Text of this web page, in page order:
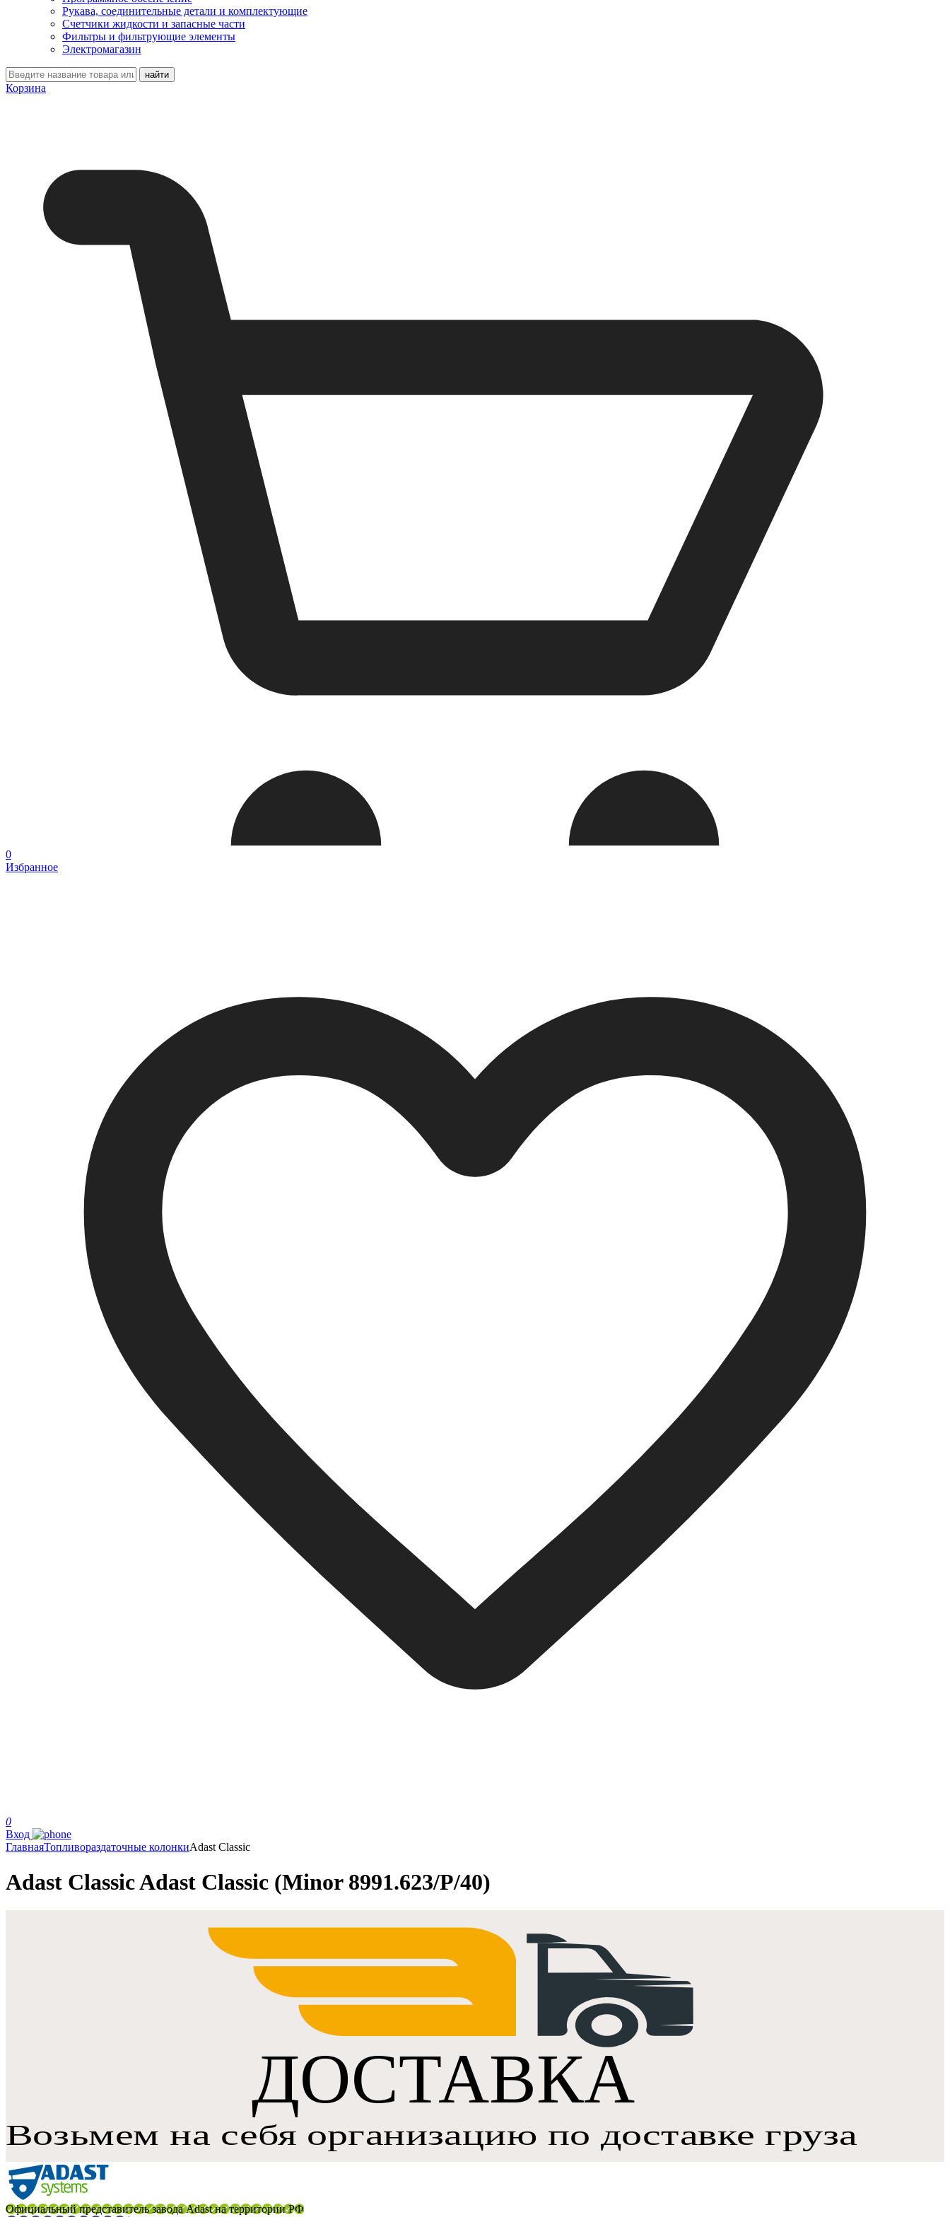
Рукава, соединительные детали и комплектующие
Счетчики жидкости и запасные части
Фильтры и фильтрующие элементы
Электромагазин
Корзина
0
Избранное
0
Вход
ГлавнаяТопливораздаточные колонкиAdast Classic
Adast Classic Adast Classic (Minor 8991.623/P/40)
Официальный представитель завода Adast на территории РФ